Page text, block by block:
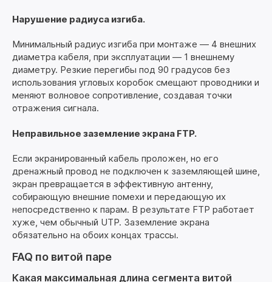
Нарушение радиуса изгиба.
Минимальный радиус изгиба при монтаже — 4 внешних
диаметра кабеля, при эксплуатации — 1 внешнему
диаметру. Резкие перегибы под 90 градусов без
использования угловых коробок смещают проводники и
меняют волновое сопротивление, создавая точки
отражения сигнала.
Неправильное заземление экрана FTP.
Если экранированный кабель проложен, но его
дренажный провод не подключен к заземляющей шине,
экран превращается в эффективную антенну,
собирающую внешние помехи и передающую их
непосредственно к парам. В результате FTP работает
хуже, чем обычный UTP. Заземление экрана
обязательно на обоих концах трассы.
FAQ по витой паре
Какая максимальная длина сегмента витой